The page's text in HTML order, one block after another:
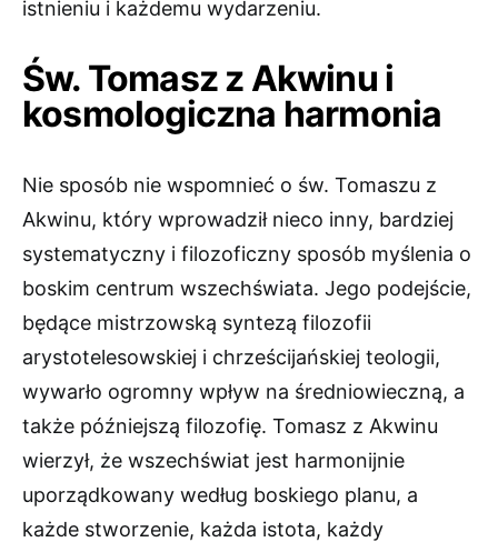
istnieniu i każdemu wydarzeniu.
Św. Tomasz z Akwinu i
kosmologiczna harmonia
Nie sposób nie wspomnieć o św. Tomaszu z
Akwinu, który wprowadził nieco inny, bardziej
systematyczny i filozoficzny sposób myślenia o
boskim centrum wszechświata. Jego podejście,
będące mistrzowską syntezą filozofii
arystotelesowskiej i chrześcijańskiej teologii,
wywarło ogromny wpływ na średniowieczną, a
także późniejszą filozofię. Tomasz z Akwinu
wierzył, że wszechświat jest harmonijnie
uporządkowany według boskiego planu, a
każde stworzenie, każda istota, każdy